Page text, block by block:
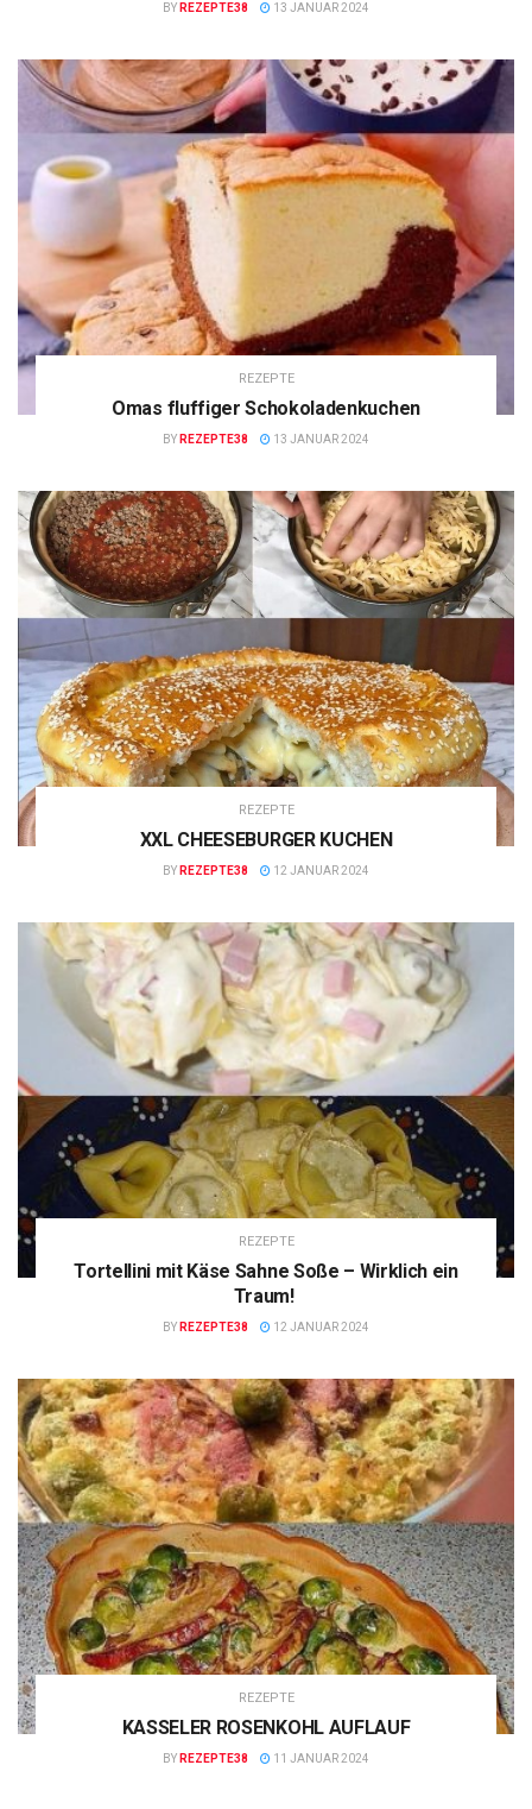
BY REZEPTE38 13 JANUAR 2024
REZEPTE
Omas fluffiger Schokoladenkuchen
BY REZEPTE38 13 JANUAR 2024
REZEPTE
XXL CHEESEBURGER KUCHEN
BY REZEPTE38 12 JANUAR 2024
REZEPTE
Tortellini mit Käse Sahne Soße – Wirklich ein
Traum!
BY REZEPTE38 12 JANUAR 2024
REZEPTE
KASSELER ROSENKOHL AUFLAUF
BY REZEPTE38 11 JANUAR 2024